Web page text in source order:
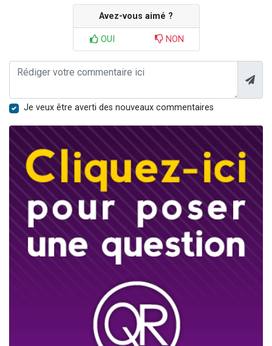
Avez-vous aimé ?
OUI NON
Je veux être averti des nouveaux commentaires